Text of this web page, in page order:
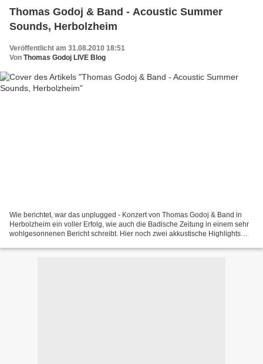
Thomas Godoj & Band - Acoustic Summer
Sounds, Herbolzheim
Veröffentlicht am 31.08.2010 18:51
Von Thomas Godoj LIVE Blog
Wie berichtet, war das unplugged - Konzert von Thomas Godoj & Band in
Herbolzheim ein voller Erfolg, wie auch die Badische Zeitung in einem sehr
wohlgesonnenen Bericht schreibt. Hier noch zwei akkustische Highlights